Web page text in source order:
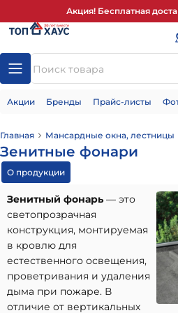
Акция! Бесплатная
Акции Бренды Прайс-листы
Главная Мансардные окна, лестницы
Зенитные фонари
О продукции
Зенитный фонарь— это
светопрозрачная
конструкция, монтируемая
в кровлю для
естественного освещения,
проветривания и удаления
дыма при пожаре. В
отличие от вертикальных